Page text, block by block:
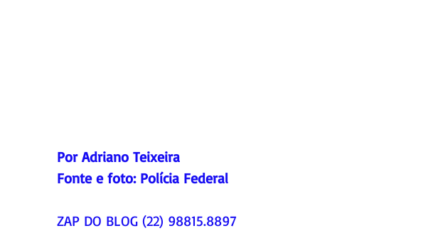
Por Adriano Teixeira
Fonte e foto: Polícia Federal
ZAP DO BLOG (22) 98815.8897